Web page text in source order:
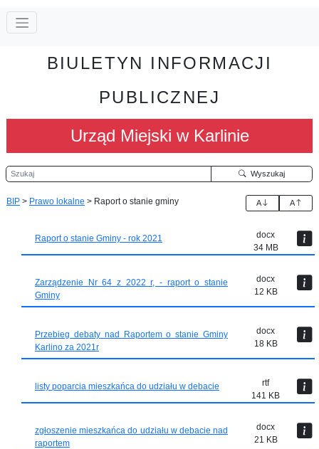
BIULETYN INFORMACJI
PUBLICZNEJ
Urząd Miejski w Karlinie
Szukaj Wyszukaj
BIP > Prawo lokalne > Raport o stanie gminy A A
Raport o stanie Gminy - rok 2021
docx
34 MB
Zarządzenie Nr 64 z 2022 r, - raport o stanie
Gminy
docx
12 KB
Przebieg debaty nad Raportem o stanie Gminy
Karlino za 2021r
docx
18 KB
listy poparcia mieszkańca do udziału w debacie
rtf
141 KB
zgłoszenie mieszkańca do udziału w debacie nad
raportem
docx
21 KB